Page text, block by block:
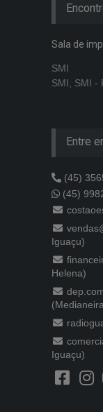
Sala de
SMI
SMI, SMI -
Entre
(45)
(45)
Iguaçu)
Helena)
Iguaçu)